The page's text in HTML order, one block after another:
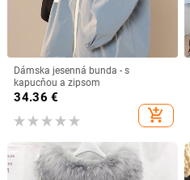
Dámska jesenná bunda - s
kapucňou a zipsom
34.36 €
add_shopping_cart